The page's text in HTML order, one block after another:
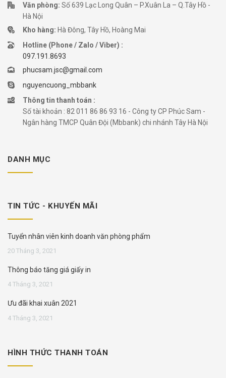
Văn phòng: Số 639 Lạc Long Quân – P.Xuân La – Q.Tây Hồ -
Hà Nội
Kho hàng: Hà Đông, Tây Hồ, Hoàng Mai
Hotline (Phone / Zalo / Viber) :
097.191.8693
phucsam.jsc@gmail.com
nguyencuong_mbbank
Thông tin thanh toán :
Số tài khoản : 82 011 86 86 93 16 - Công ty CP Phúc Sam -
Ngân hàng TMCP Quân Đội (Mbbank) chi nhánh Tây Hà Nội
DANH MỤC
TIN TỨC - KHUYẾN MÃI
Tuyển nhân viên kinh doanh văn phòng phẩm
20 Tháng 3, 2021
Thông báo tăng giá giấy in
4 Tháng 3, 2021
Ưu đãi khai xuân 2021
4 Tháng 3, 2021
HÌNH THỨC THANH TOÁN